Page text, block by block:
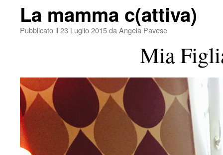
La mamma c(attiva)
Pubblicato il 23 Luglio 2015da Angela Pavese
Mia